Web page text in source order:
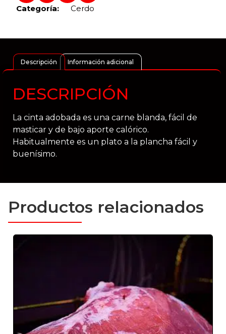
Categoría: Cerdo
Descripción Información adicional
DESCRIPCIÓN
La cinta adobada es una carne blanda, fácil de
masticar y de bajo aporte calórico.
Habitualmente es un plato a la plancha fácil y
buenísimo.
Productos relacionados